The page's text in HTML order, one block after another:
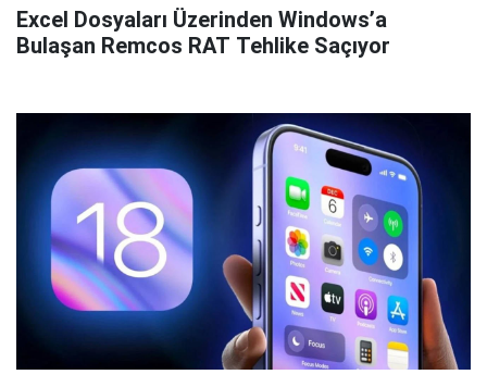
Excel Dosyaları Üzerinden Windows’a
Bulaşan Remcos RAT Tehlike Saçıyor